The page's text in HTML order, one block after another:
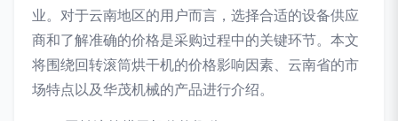
业。对于云南地区的用户而言，选择合适的设备供应
商和了解准确的价格是采购过程中的关键环节。本文
将围绕回转滚筒烘干机的价格影响因素、云南省的市
场特点以及华茂机械的产品进行介绍。